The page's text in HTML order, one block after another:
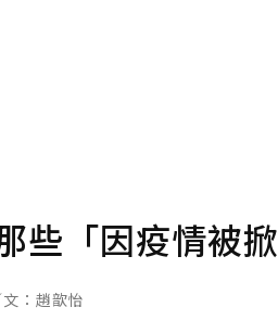
些「因疫情被掀
：趙歆怡